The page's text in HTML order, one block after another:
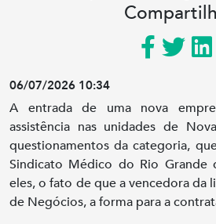
06/07/2026 10:34
A entrada de uma nova
assistência nas unidades de
questionamentos da categoria,
Sindicato Médico do Rio Grande
eles, o fato de que a vencedora da
de Negócios, a forma para a